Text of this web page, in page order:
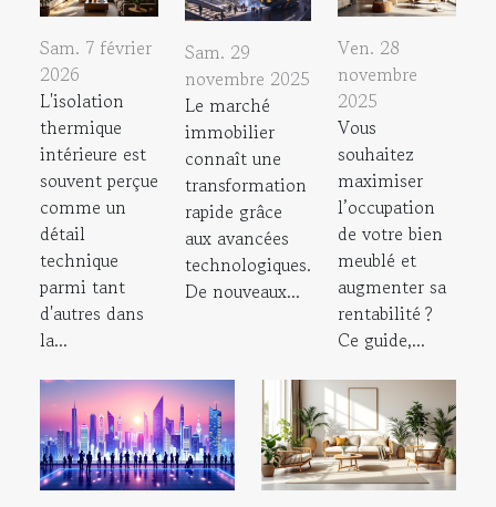
Sam. 7 février
2026
L'isolation
thermique
intérieure est
souvent perçue
comme un
détail
technique
parmi tant
d'autres dans
la...
Sam. 29
novembre 2025
Le marché
immobilier
connaît une
transformation
rapide grâce
aux avancées
technologiques.
De nouveaux...
Ven. 28
novembre
2025
Vous
souhaitez
maximiser
l’occupation
de votre bien
meublé et
augmenter sa
rentabilité ?
Ce guide,...